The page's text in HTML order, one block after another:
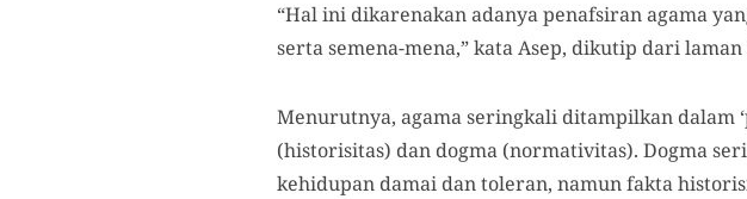
“Hal ini dikarenakan adanya penafsiran agama
serta semena-mena,” kata Asep, dikutip dari laman
Menurutnya, agama seringkali ditampilkan dalam
(historisitas) dan dogma (normativitas). Dogma
kehidupan damai dan toleran, namun fakta